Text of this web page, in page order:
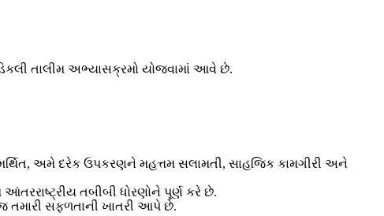
તાલીમ અભ્યાસક્રમો યોજવામાં આવે છે.
અમે દરેક ઉપકરણને મહત્તમ સલામતી, સાહજિક કામગીરી અને
તબીબી ધોરણોને પૂર્ણ કરે છે.
તમારી સફળતાની ખાતરી આપે છે.